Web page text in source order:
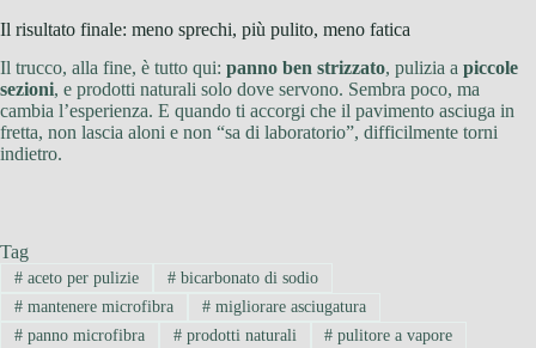
Il risultato finale: meno sprechi, più pulito, meno fatica
Il trucco, alla fine, è tutto qui: panno ben strizzato, pulizia a piccole
sezioni, e prodotti naturali solo dove servono. Sembra poco, ma
cambia l’esperienza. E quando ti accorgi che il pavimento asciuga in
fretta, non lascia aloni e non “sa di laboratorio”, difficilmente torni
indietro.
Tag
#aceto per pulizie #bicarbonato di sodio
#mantenere microfibra #migliorare asciugatura
#panno microfibra #prodotti naturali # pulitore a vapore